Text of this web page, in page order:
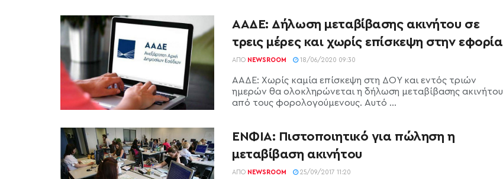
ΑΑΔΕ: Δήλωση μεταβίβασης ακινήτου σε
τρεις μέρες και χωρίς επίσκεψη στην εφορία
ΑΠΌ NEWSROOM 18/06/2020 09:30
ΑΑΔΕ: Χωρίς καμία επίσκεψη στη ΔΟΥ και εντός τριών
ημερών θα ολοκληρώνεται η δήλωση μεταβίβασης ακινήτου
από τους φορολογούμενους. Αυτό ...
ΕΝΦΙΑ: Πιστοποιητικό για πώληση η
μεταβίβαση ακινήτου
ΑΠΌ NEWSROOM 25/09/2017 11:20